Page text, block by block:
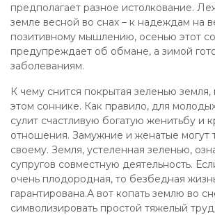
предполагает разное истолкование.
земле весной во снах – к надеждам на
позитивному мышлению, осенью этот
предупреждает об обмане, а зимой
заболеваниям.
К чему снится покрытая зеленью земля,
этом соннике. Как правило, для
сулит счастливую богатую женитьбу и
отношения. Замужние и женатые могут
своему. Земля, устеленная зеленью,
супругов совместную деятельность.
очень плодородная, то безбедная
гарантирована.А вот копать землю во
символизировать простой тяжелый труд